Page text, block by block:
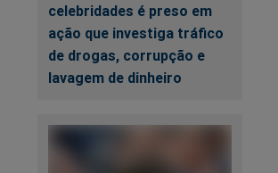
celebridades é preso em
ação que investiga tráfico
de drogas, corrupção e
lavagem de dinheiro